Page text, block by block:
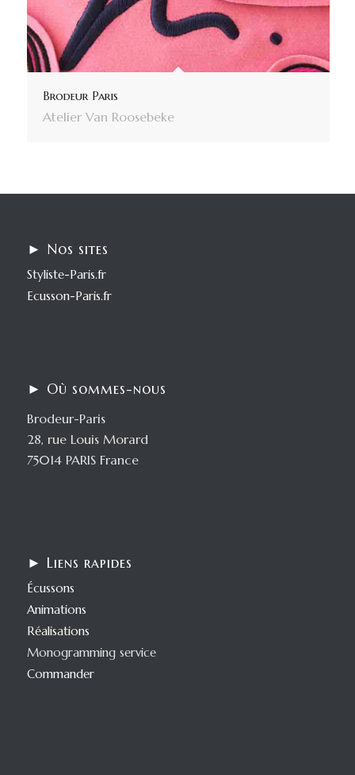
Brodeur Paris
Atelier Van Roosebeke
► Nos sites
Styliste-Paris.fr
Ecusson-Paris.fr
► Où sommes-nous
Brodeur-Paris
28, rue Louis Morard
75014 PARIS France
► Liens rapides
Écussons
Animations
Réalisations
Monogramming service
Commander